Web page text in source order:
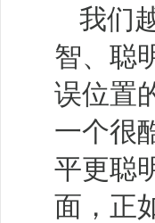
我们
智、聪
误位置
一个很
平更聪
面，正